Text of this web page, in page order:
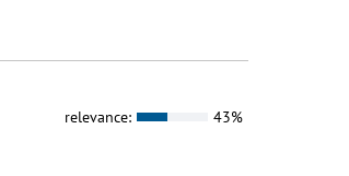
relevance: 43%